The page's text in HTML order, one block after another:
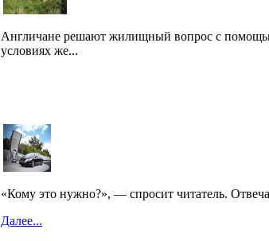
Англичане решают жилищный вопрос с
условиях же...
«Кому это нужно?», — спросит читатель.
Далее...